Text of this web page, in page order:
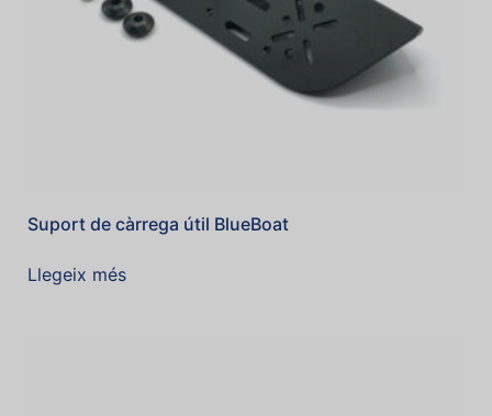
Suport de càrrega útil BlueBoat
Llegeix més